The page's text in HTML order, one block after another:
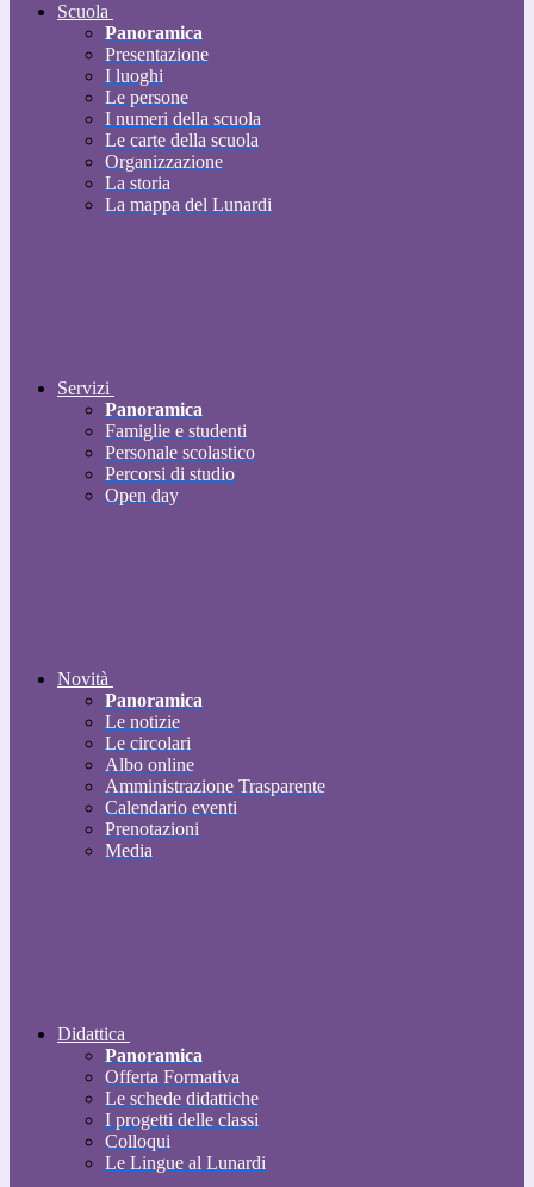
Scuola
Panoramica
Presentazione
I luoghi
Le persone
I numeri della scuola
Le carte della scuola
Organizzazione
La storia
La mappa del Lunardi
Servizi
Panoramica
Famiglie e studenti
Personale scolastico
Percorsi di studio
Open day
Novità
Panoramica
Le notizie
Le circolari
Albo online
Amministrazione Trasparente
Calendario eventi
Prenotazioni
Media
Didattica
Panoramica
Offerta Formativa
Le schede didattiche
I progetti delle classi
Colloqui
Le Lingue al Lunardi